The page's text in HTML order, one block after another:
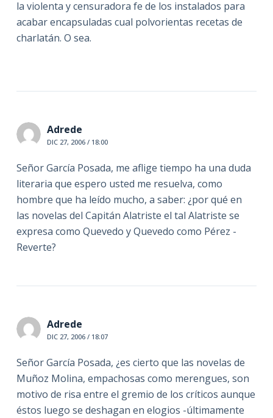
la violenta y censuradora fe de los instalados para
acabar encapsuladas cual polvorientas recetas de
charlatán. O sea.
Adrede
DIC 27, 2006 / 18:00
Señor García Posada, me aflige tiempo ha una duda
literaria que espero usted me resuelva, como
hombre que ha leído mucho, a saber: ¿por qué en
las novelas del Capitán Alatriste el tal Alatriste se
expresa como Quevedo y Quevedo como Pérez -
Reverte?
Adrede
DIC 27, 2006 / 18:07
Señor García Posada, ¿es cierto que las novelas de
Muñoz Molina, empachosas como merengues, son
motivo de risa entre el gremio de los críticos aunque
éstos luego se deshagan en elogios -últimamente